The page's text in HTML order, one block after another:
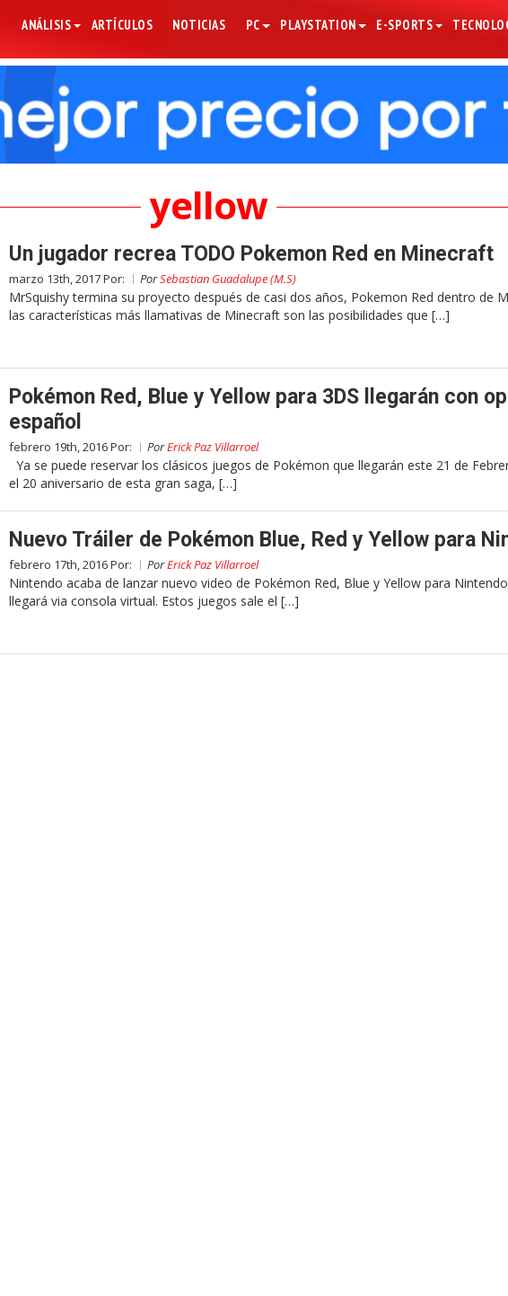
ANÁLISIS ARTÍCULOS NOTICIAS PC PLAYSTATION E-SPORTS
yellow
Un jugador recrea TODO Pokemon Red en Minecraft
marzo 13th, 2017 Por: PorSebastian Guadalupe (M.S)
MrSquishy termina su proyecto después de casi dos años, Pokemon Red dentro de
las características más llamativas de Minecraft son las posibilidades que […]
Pokémon Red, Blue y Yellow para 3DS llegarán con
español
febrero 19th, 2016 Por: PorErick Paz Villarroel
Ya se puede reservar los clásicos juegos de Pokémon que llegarán este 21 de
el 20 aniversario de esta gran saga, […]
Nuevo Tráiler de Pokémon Blue, Red y Yellow para
febrero 17th, 2016 Por: PorErick Paz Villarroel
Nintendo acaba de lanzar nuevo video de Pokémon Red, Blue y Yellow para
llegará via consola virtual. Estos juegos sale el […]